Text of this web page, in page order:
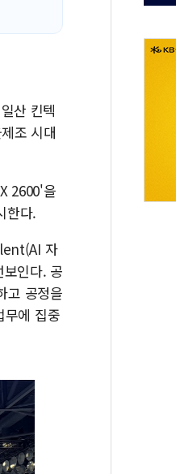
산 킨텍
조 시대
2600'을
한다.
자
인다. 공
고 공정을
무에 집중